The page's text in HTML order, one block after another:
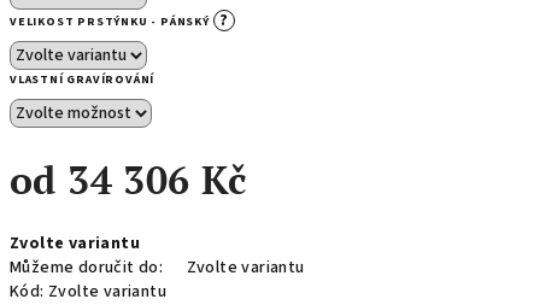
VELIKOST PRSTÝNKU - PÁNSKÝ ?
VLASTNÍ GRAVÍROVÁNÍ
od 34 306 Kč
cena:
Zvolte variantu
Můžeme doručit do:
Zvolte variantu
Kód: Zvolte variantu